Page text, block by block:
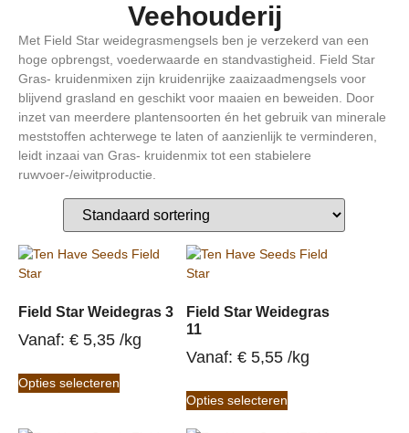
Veehouderij
Met Field Star weidegrasmengsels ben je verzekerd van een
hoge opbrengst, voederwaarde en standvastigheid. Field Star
Gras- kruidenmixen zijn kruidenrijke zaaizaadmengsels voor
blijvend grasland en geschikt voor maaien en beweiden. Door
inzet van meerdere plantensoorten én het gebruik van minerale
meststoffen achterwege te laten of aanzienlijk te verminderen,
leidt inzaai van Gras- kruidenmix tot een stabielere
ruwvoer-/eiwitproductie.
Field Star Weidegras 3
Vanaf: € 5,35 /kg
Opties selecteren
Field Star Weidegras
11
Vanaf: € 5,55 /kg
Opties selecteren